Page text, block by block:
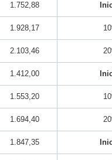
1.752,88
1.928,17
2.103,46
1.412,00
1.553,20
1.694,40
1.847,35